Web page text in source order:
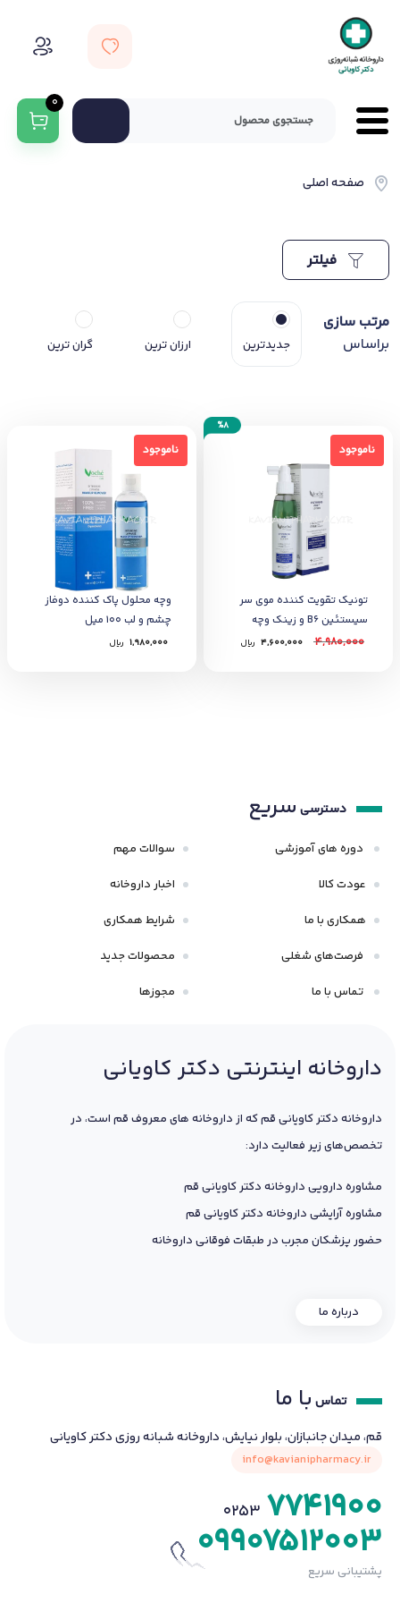
0
صفحه اصلی
مرتب سازی
براساس
جدیدترین ارزان ترین گران ترین
ناموجود
%8
ناموجود
تونیک تقویت کننده موی سر
سیستئین B6 و زینک وچه
4,980,000
4,600,000 ﷼
ناموجود
ناموجود
وچه محلول پاک کننده دوفاز
چشم و لب 100 میل
1,980,000 ﷼
دسترسی سریع
دوره های آموزشی
عودت کالا
همکاری با ما
فرصت‌های شغلی
تماس با ما
سوالات مهم
اخبار داروخانه
شرایط همکاری
محصولات جدید
مجوزها
داروخانه اینترنتی دکتر کاویانی
داروخانه دکتر کاویانی قم که از داروخانه های معروف قم است، در
تخصص‌های زیر فعالیت دارد:
مشاوره دارویی داروخانه دکتر کاویانی قم
مشاوره آرایشی داروخانه دکتر کاویانی قم
حضور پزشکان مجرب در طبقات فوقانی داروخانه
درباره ما
تماس با ما
قم، میدان جانبازان، بلوار نیایش، داروخانه شبانه روزی دکتر کاویانی
info@kavianipharmacy.ir
0253 7741900
09907512003
پشتیبانی سریع